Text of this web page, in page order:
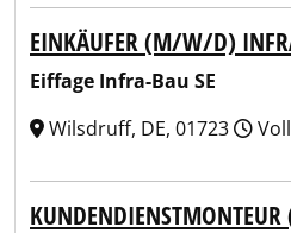
EINKÄUFER (M/W/D)
Eiffage Infra-Bau SE
Wilsdruff, DE, 01723